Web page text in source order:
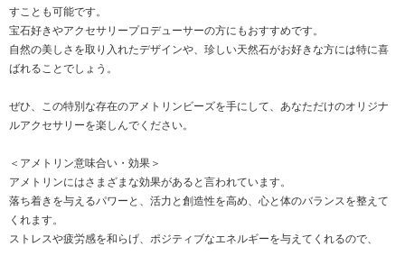
すことも可能です。
宝石好きやアクセサリープロデューサーの方にもおすすめです。
自然の美しさを取り入れたデザインや、珍しい天然石がお好きな方には特に喜
ばれることでしょう。
ぜひ、この特別な存在のアメトリンビーズを手にして、あなただけのオリジナ
ルアクセサリーを楽しんでください。
＜アメトリン意味合い・効果＞
アメトリンにはさまざまな効果があると言われています。
落ち着きを与えるパワーと、活力と創造性を高め、心と体のバランスを整えて
くれます。
ストレスや疲労感を和らげ、ポジティブなエネルギーを与えてくれるので、